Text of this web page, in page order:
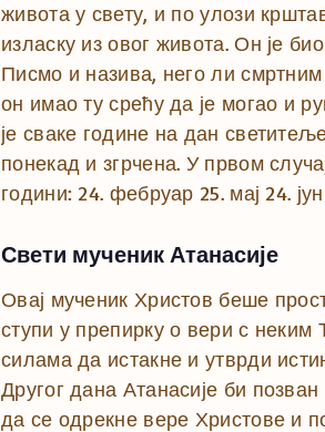
живота у свету, и по улози
изласку из овог живота. Он је
Писмо и назива, него ли
он имао ту срећу да је могао и
је сваке године на дан
понекад и згрчена. У првом
години: 24. фебруар 25. мај 24.
Свети мученик Атанасије
Овај мученик Христов беше
ступи у препирку о вери с
силама да истакне и утврди
Другог дана Атанасије би
да се одрекне вере Христове и